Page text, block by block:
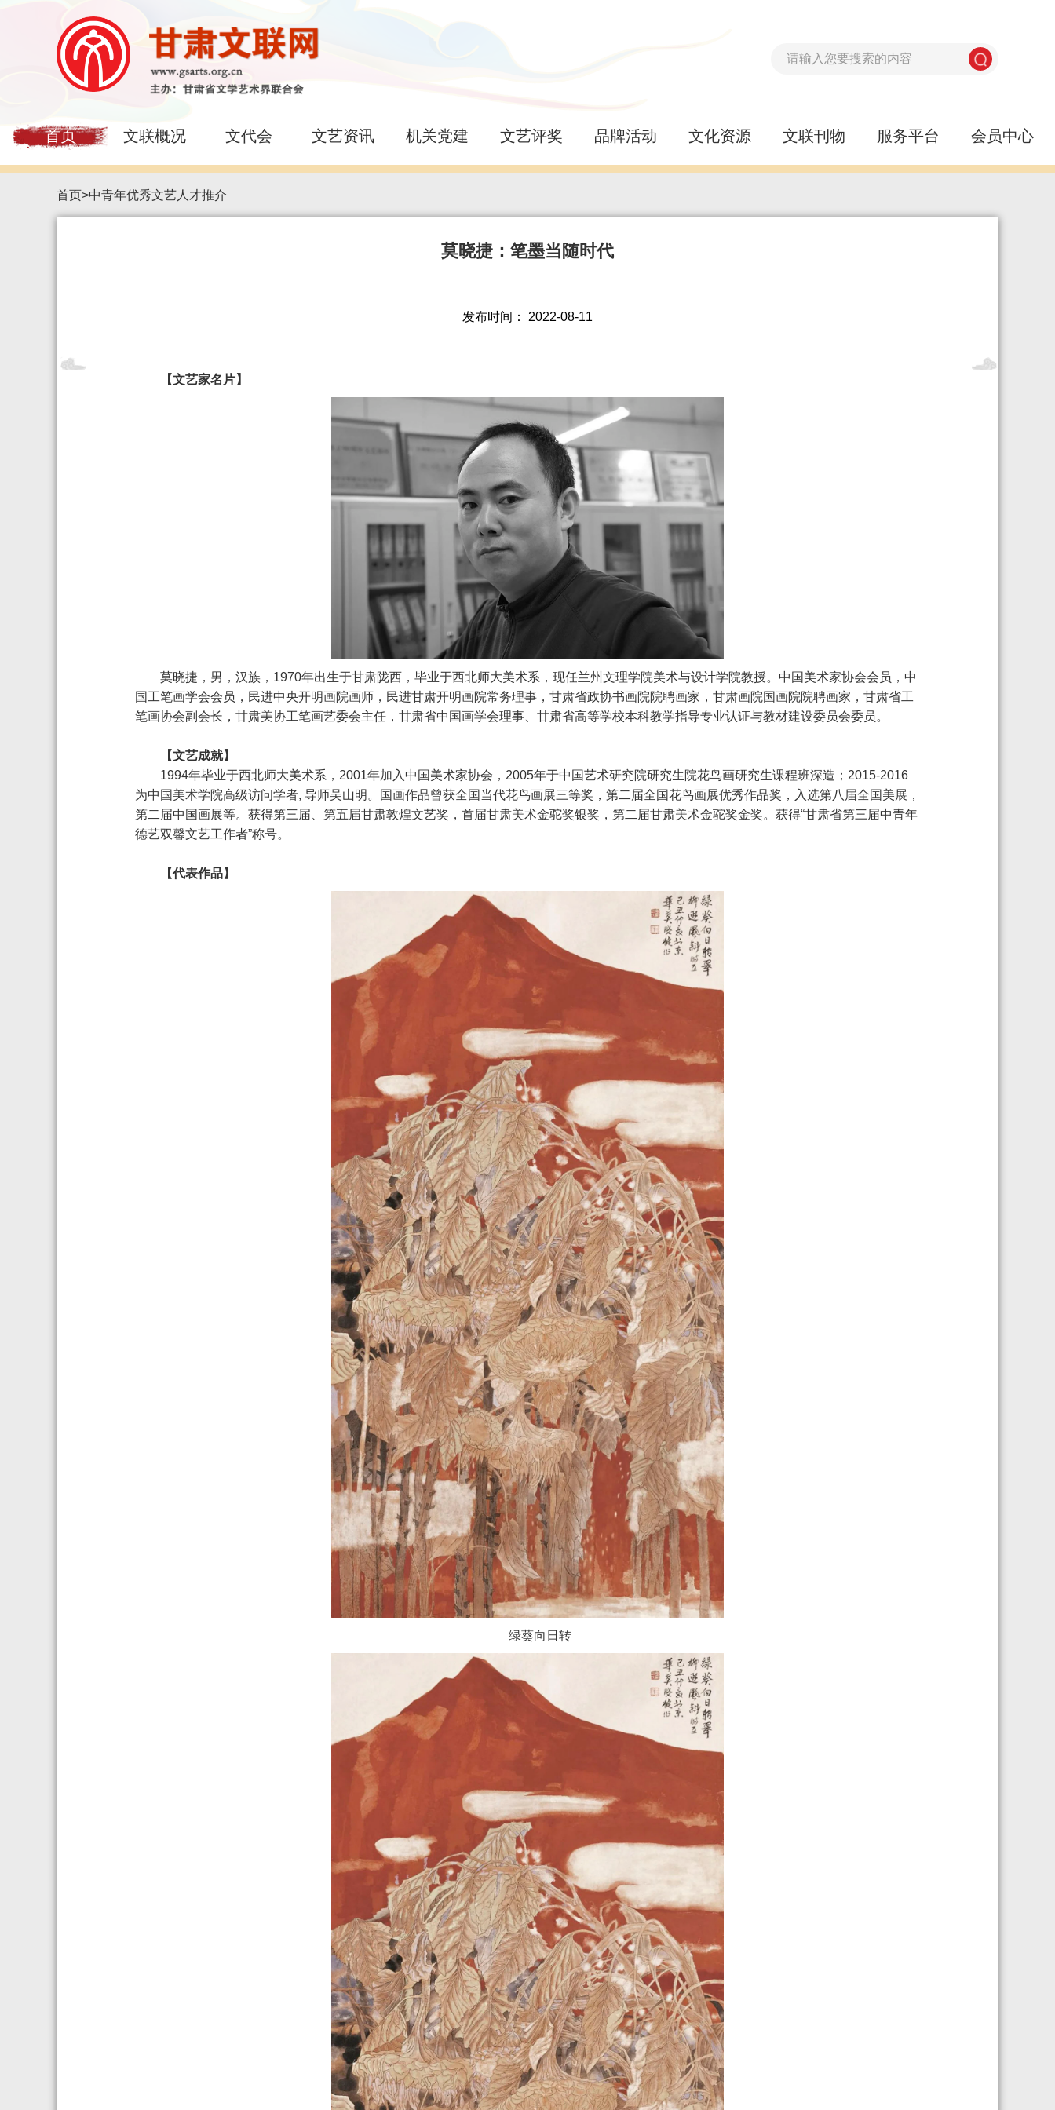
首页 文联概况 文代会 文艺资讯 机关党建 文艺评奖 品牌活动 文化资源 文联刊物 服务平台 会员中心
首页>中青年优秀文艺人才推介
莫晓捷：笔墨当随时代
发布时间： 2022-08-11
【文艺家名片】
莫晓捷，男，汉族，1970年出生于甘肃陇西，毕业于西北师大美术系，现任兰州文理学院美术与设计学院教授。中国美术家协会会员，中
国工笔画学会会员，民进中央开明画院画师，民进甘肃开明画院常务理事，甘肃省政协书画院院聘画家，甘肃画院国画院院聘画家，甘肃省工
笔画协会副会长，甘肃美协工笔画艺委会主任，甘肃省中国画学会理事、甘肃省高等学校本科教学指导专业认证与教材建设委员会委员。
【文艺成就】
1994年毕业于西北师大美术系，2001年加入中国美术家协会，2005年于中国艺术研究院研究生院花鸟画研究生课程班深造；2015-2016
为中国美术学院高级访问学者, 导师吴山明。国画作品曾获全国当代花鸟画展三等奖，第二届全国花鸟画展优秀作品奖，入选第八届全国美展，
第二届中国画展等。获得第三届、第五届甘肃敦煌文艺奖，首届甘肃美术金驼奖银奖，第二届甘肃美术金驼奖金奖。获得“甘肃省第三届中青年
德艺双馨文艺工作者”称号。
【代表作品】
绿葵向日转